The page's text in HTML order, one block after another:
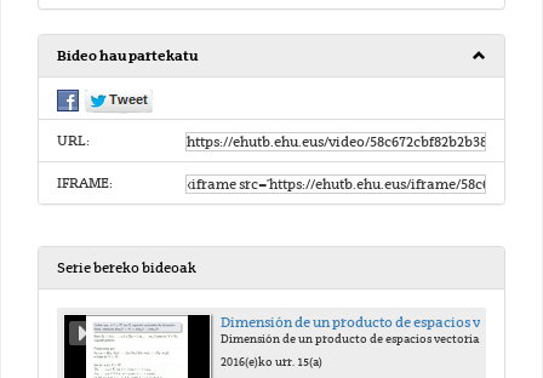
Bideo hau partekatu
URL:
IFRAME:
Serie bereko bideoak
Dimensión de un producto de espacios vectoriales
2016(e)ko urr. 15(a)